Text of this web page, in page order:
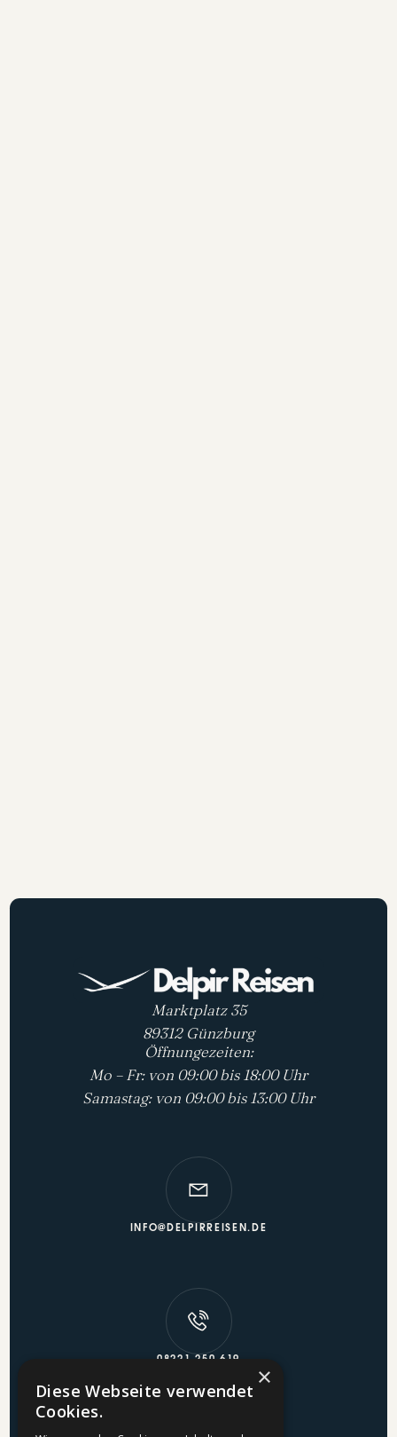
INFO@DELPIRREISEN.DE
Marktplatz 35
89312 Günzburg
Öffnungezeiten:
Mo – Fr: von 09:00 bis 18:00 Uhr
Samastag: von 09:00 bis 13:00 Uhr
08221 250 619
×
Diese Webseite verwendet
Cookies.